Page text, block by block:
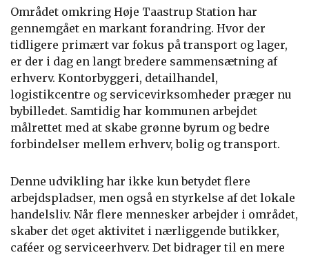
Området omkring Høje Taastrup Station har
gennemgået en markant forandring. Hvor der
tidligere primært var fokus på transport og lager,
er der i dag en langt bredere sammensætning af
erhverv. Kontorbyggeri, detailhandel,
logistikcentre og servicevirksomheder præger nu
bybilledet. Samtidig har kommunen arbejdet
målrettet med at skabe grønne byrum og bedre
forbindelser mellem erhverv, bolig og transport.
Denne udvikling har ikke kun betydet flere
arbejdspladser, men også en styrkelse af det lokale
handelsliv. Når flere mennesker arbejder i området,
skaber det øget aktivitet i nærliggende butikker,
caféer og serviceerhverv. Det bidrager til en mere